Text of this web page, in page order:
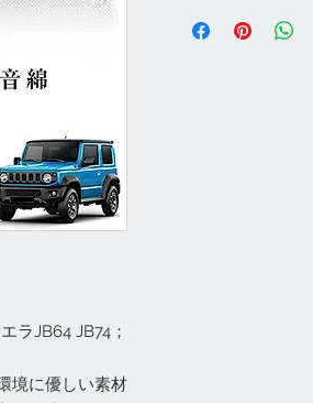
ラJB64 JB74；
境に優しい素材